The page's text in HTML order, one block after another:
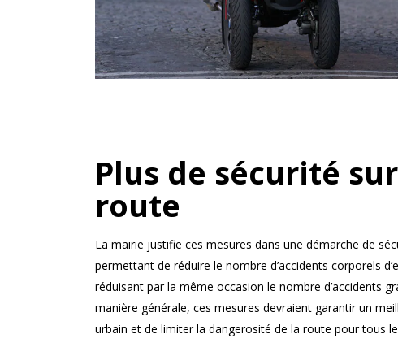
Plus de sécurité
route
La mairie justifie ces mesures dans une démarche de
permettant de réduire le nombre d’accidents corporels
réduisant par la même occasion le nombre d’accidents
manière générale, ces mesures devraient garantir un
urbain et de limiter la dangerosité de la route pour tous